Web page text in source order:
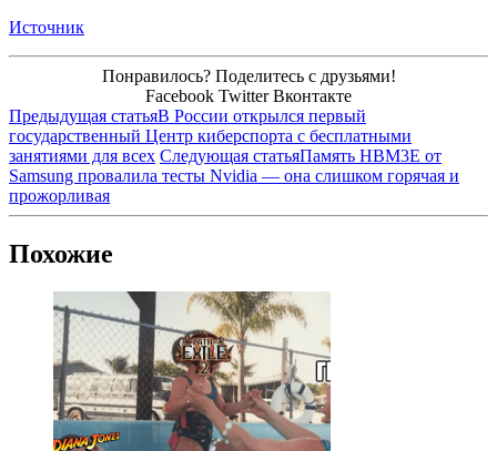
Источник
Понравилось? Поделитесь с друзьями!
Facebook Twitter Вконтакте
Предыдущая статьяВ России открылся первый
государственный Центр киберспорта с бесплатными
занятиями для всех Следующая статьяПамять HBM3E от
Samsung провалила тесты Nvidia — она слишком горячая и
прожорливая
Похожие